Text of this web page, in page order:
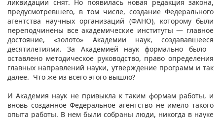
ликвидации снят. Но появилась новая редакция закона,
предусмотревшего, в том числе, создание Федерального
агентства научных организаций (ФАНО), которому были
переподчинены все академические институты — главное
достояние, «золото» Академии наук, создававшееся
десятилетиями. За Академией наук формально было
оставлено методическое руководство, право определения
главных направлений науки, утверждение программ и так
далее. Что же из всего этого вышло?
И Академия наук не привыкла к таким формам работы, и
вновь созданное Федеральное агентство не имело такого
опыта работы. В нем были собраны люди, никогда в науке